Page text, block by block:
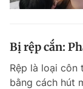
Bị rệp cắn:
Rệp là loại
bằng cách hút